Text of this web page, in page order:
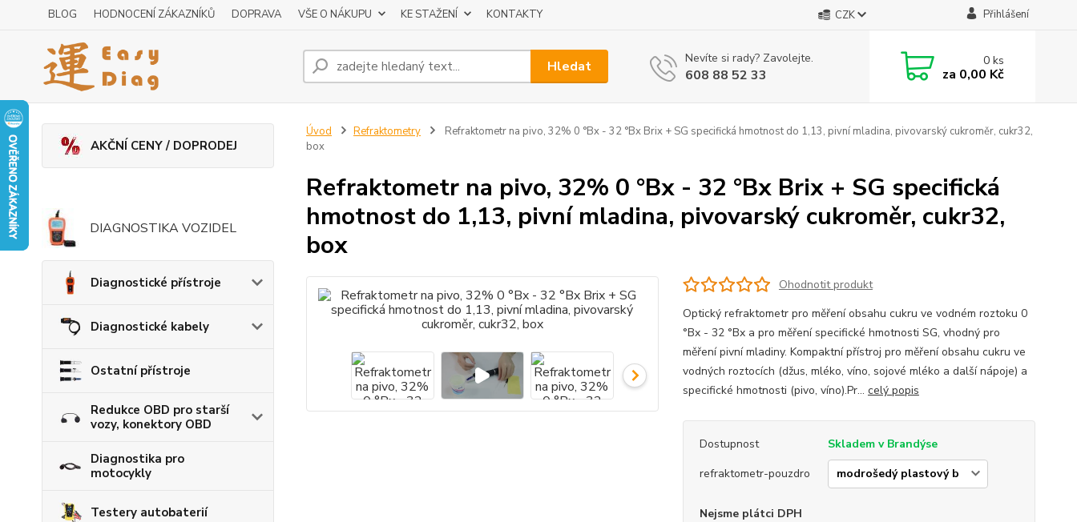
BLOG HODNOCENÍ ZÁKAZNÍKŮ DOPRAVA VŠE O NÁKUPU KE STAŽENÍ KONTAKTY CZK Přihlášení
Hledat Nevíte si rady? Zavolejte.
608 88 52 33
0ks
za 0,00 Kč
AKČNÍ CENY / DOPRODEJ
DIAGNOSTIKA VOZIDEL
Diagnostické přístroje
Diagnostické kabely
Ostatní přístroje
Redukce OBD pro starší
vozy, konektory OBD
Diagnostika pro
motocykly
Testery autobaterií
Úvod Refraktometry
Refraktometr na pivo, 32% 0 °Bx - 32 °Bx Brix + SG specifická hmotnost do 1,13, pivní mladina, pivovarský cukroměr, cukr32,
box
Refraktometr na pivo, 32% 0 °Bx - 32 °Bx Brix + SG specifická
hmotnost do 1,13, pivní mladina, pivovarský cukroměr, cukr32,
box
Ohodnotit produkt
Optický refraktometr pro měření obsahu cukru ve vodném roztoku 0
°Bx - 32 °Bx a pro měření specifické hmotnosti SG, vhodný pro
měření pivní mladiny. Kompaktní přístroj pro měření obsahu cukru ve
vodných roztocích (džus, mléko, víno, sojové mléko a další nápoje) a
specifické hmotnosti (pivo, víno).Pr... celý popis
Dostupnost
Skladem v Brandýse
refraktometr-pouzdro
Nejsme plátci DPH